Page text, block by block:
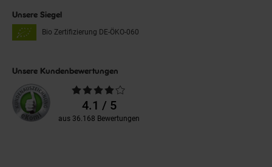
Unsere Siegel
Bio Zertifizierung DE-ÖKO-060
Unsere Kundenbewertungen
Durchschnittliche
Bewertungen4.1 / 5
aus 36.168 Bewertungen